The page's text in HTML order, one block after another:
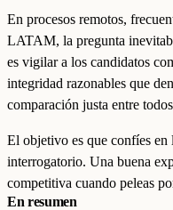
En procesos remotos,
LATAM, la pregunta
es vigilar a los candidatos
integridad razonables que
comparación justa entre
El objetivo es que confíes en
interrogatorio. Una buena
competitiva cuando peleas
En resumen